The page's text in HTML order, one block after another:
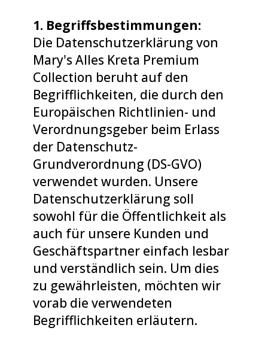
1. Begriffsbestimmungen:
Die Datenschutzerklärung von
Mary's Alles Kreta Premium
Collection beruht auf den
Begrifflichkeiten, die durch den
Europäischen Richtlinien- und
Verordnungsgeber beim Erlass
der Datenschutz-
Grundverordnung (DS-GVO)
verwendet wurden. Unsere
Datenschutzerklärung soll
sowohl für die Öffentlichkeit als
auch für unsere Kunden und
Geschäftspartner einfach lesbar
und verständlich sein. Um dies
zu gewährleisten, möchten wir
vorab die verwendeten
Begrifflichkeiten erläutern.